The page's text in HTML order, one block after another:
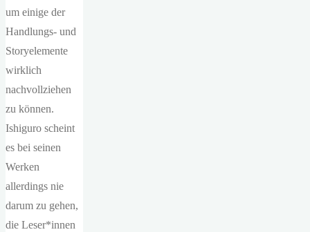
um einige der
Handlungs- und
Storyelemente
wirklich
nachvollziehen
zu können.
Ishiguro scheint
es bei seinen
Werken
allerdings nie
darum zu gehen,
die Leser*innen